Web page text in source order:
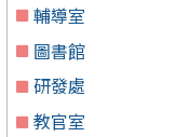
輔導室
圖書館
研發處
教官室